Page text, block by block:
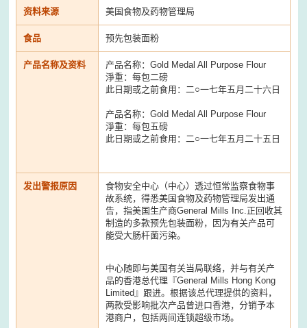
资料来源 美国食物及药物管理局
食品 预先包装面粉
产品名称及资料
产品名称：Gold Medal All Purpose Flour
淨重：每包二磅
此日期或之前食用：二○一七年五月二十六日
产品名称：Gold Medal All Purpose Flour
淨重：每包五磅
此日期或之前食用：二○一七年五月二十五日
发出警报原因
食物安全中心（中心）透过恒常监察食物事
故系统，得悉美国食物及药物管理局发出通
告，指美国生产商General Mills Inc.正回收其
制造的多款预先包装面粉，因为有关产品可
能受大肠杆菌污染。
中心随即与美国有关当局联络，并与有关产
品的香港总代理『General Mills Hong Kong
Limited』跟进。根据该总代理提供的资料，
两款受影响批次产品曾进口香港，分销予本
港商户，包括两间连锁超级市场。